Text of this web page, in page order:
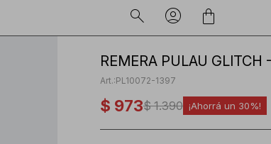
REMERA PULAU GLITCH
PL10072-1397
$ 973$ 1.390 30